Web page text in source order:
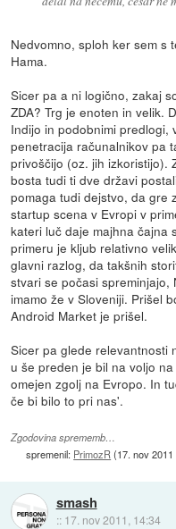
Nedvomno, sploh ker sem s
Hama.
Sicer pa a ni logično, zakaj
ZDA? Trg je enoten in velik.
Indijo in podobnimi predlogi,
penetracija računalnikov pa
privoščijo (oz. jih izkoristijo).
bosta tudi ti dve državi
pomaga tudi dejstvo, da gre
startup scena v Evropi v
kateri luč daje majhna čajna
primeru je kljub relativno
glavni razlog, da takšnih
stvari se počasi spreminjajo,
imamo že v Sloveniji. Prišel
Android Market je prišel.
Sicer pa glede relevantnosti
u še preden je bil na voljo
omejen zgolj na Evropo. In
če bi bilo to pri nas'.
Zgodovina sprememb…
spremenil: PrimozR (17. nov
smash
:: 17. nov 2011, 14:34